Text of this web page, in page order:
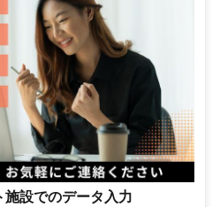
設でのデータ入力